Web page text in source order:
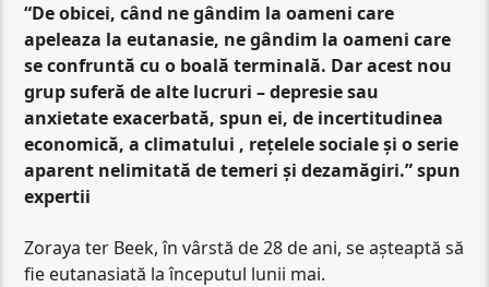
“De obicei, când ne gândim la oameni care
apeleaza la eutanasie, ne gândim la oameni care
se confruntă cu o boală terminală. Dar acest nou
grup suferă de alte lucruri – depresie sau
anxietate exacerbată, spun ei, de incertitudinea
economică, a climatului , rețelele sociale și o serie
aparent nelimitată de temeri și dezamăgiri.” spun
expertii
Zoraya ter Beek, în vârstă de 28 de ani, se așteaptă să
fie eutanasiată la începutul lunii mai.